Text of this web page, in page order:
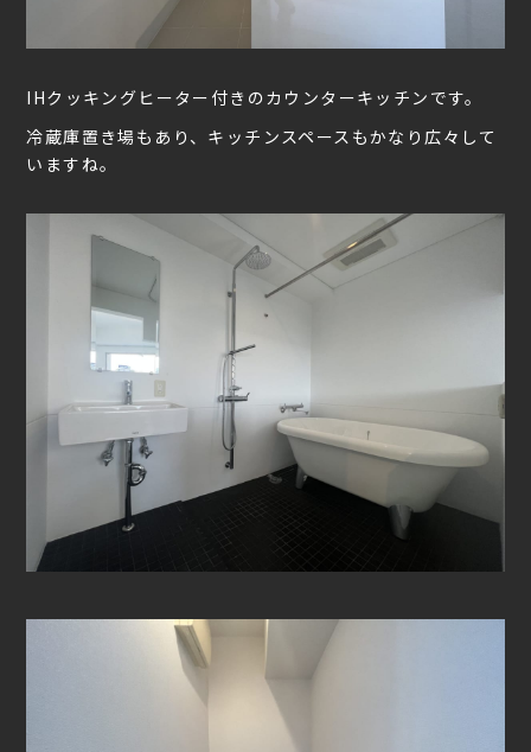
IHクッキングヒーター付きのカウンターキッチンです。
冷蔵庫置き場もあり、キッチンスペースもかなり広々して
いますね。